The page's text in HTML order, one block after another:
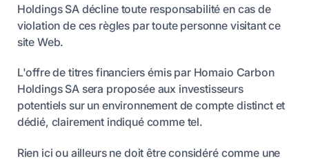
Holdings SA décline toute responsabilité en cas de
violation de ces règles par toute personne visitant ce
site Web.
L'offre de titres financiers émis par Homaio Carbon
Holdings SA sera proposée aux investisseurs
potentiels sur un environnement de compte distinct et
dédié, clairement indiqué comme tel.
Rien ici ou ailleurs ne doit être considéré comme une